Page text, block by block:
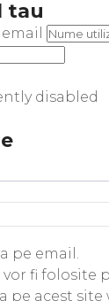
tau
disabled
pe email.
fi folosite
pe acest site